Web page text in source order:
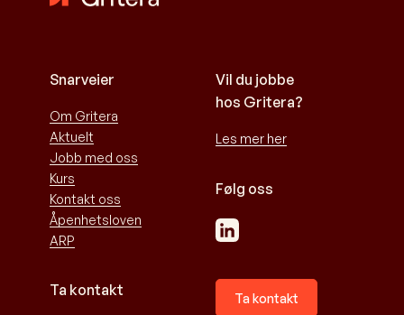
Snarveier
Om Gritera
Aktuelt
Jobb med oss
Kurs
Kontakt oss
Åpenhetsloven
ARP
Ta kontakt
Vil du jobbe
hos Gritera?
Les mer her
Følg oss
Ta kontakt